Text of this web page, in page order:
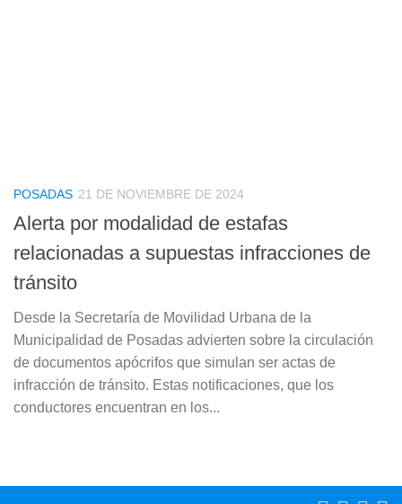
POSADAS 21 DE NOVIEMBRE DE 2024
Alerta por modalidad de estafas
relacionadas a supuestas infracciones de
tránsito
Desde la Secretaría de Movilidad Urbana de la
Municipalidad de Posadas advierten sobre la circulación
de documentos apócrifos que simulan ser actas de
infracción de tránsito. Estas notificaciones, que los
conductores encuentran en los...